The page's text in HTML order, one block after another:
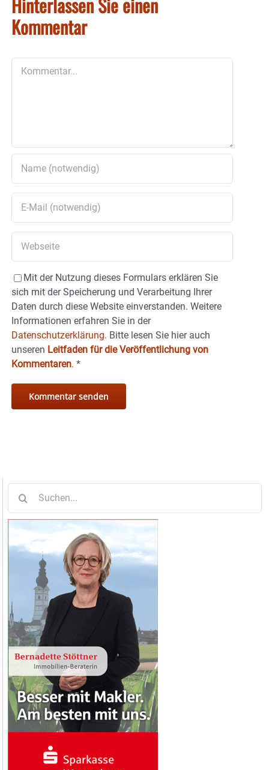
Kommentar
Mit der Nutzung dieses Formulars erklären Sie
sich mit der Speicherung und Verarbeitung Ihrer
Daten durch diese Website einverstanden. Weitere
Informationen erfahren Sie in der
Datenschutzerklärung. Bitte lesen Sie hier auch
unseren Leitfaden für die Veröffentlichung von
Kommentaren. *
nach: